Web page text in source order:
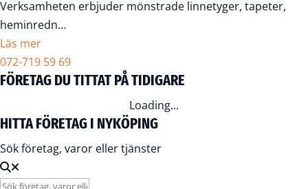
Verksamheten erbjuder mönstrade linnetyger, tapeter,
heminredn…
Läs mer
072-719 59 69
FÖRETAG DU TITTAT PÅ TIDIGARE
Loading...
HITTA FÖRETAG I NYKÖPING
Sök företag, varor eller tjänster